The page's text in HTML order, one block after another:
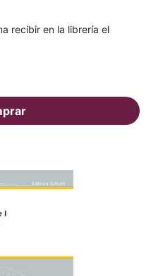
recibir en la librería el